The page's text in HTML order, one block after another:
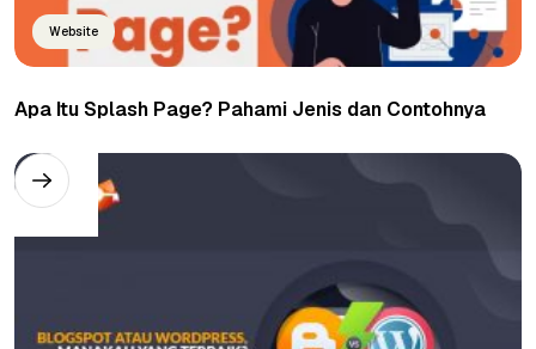
Website
Apa Itu Splash Page? Pahami Jenis dan Contohnya